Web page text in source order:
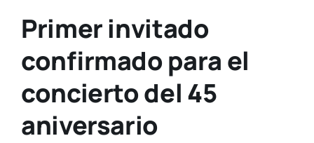
Primer invitado
confirmado para el
concierto del 45
aniversario